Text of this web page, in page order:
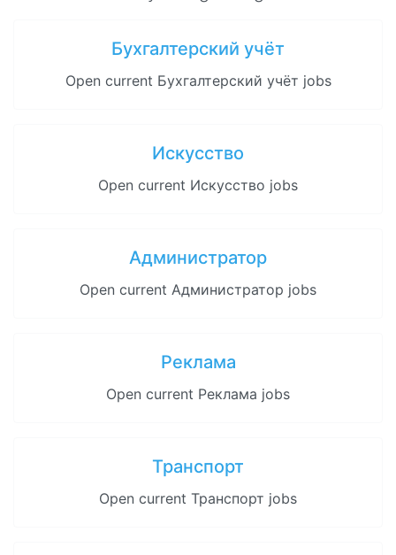
Бухгалтерский учёт
Open current Бухгалтерский учёт jobs
Искусство
Open current Искусство jobs
Администратор
Open current Администратор jobs
Реклама
Open current Реклама jobs
Транспорт
Open current Транспорт jobs